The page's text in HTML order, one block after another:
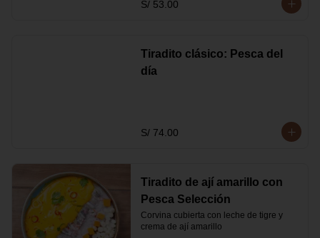
S/ 53.00
Tiradito clásico: Pesca del
día
S/ 74.00
Tiradito de ají amarillo con
Pesca Selección
Corvina cubierta con leche de tigre y
crema de ají amarillo